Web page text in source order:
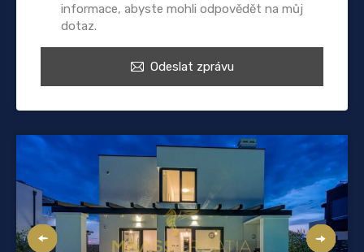
informace, abyste mohli odpovědět na můj
dotaz.
Odeslat zprávu